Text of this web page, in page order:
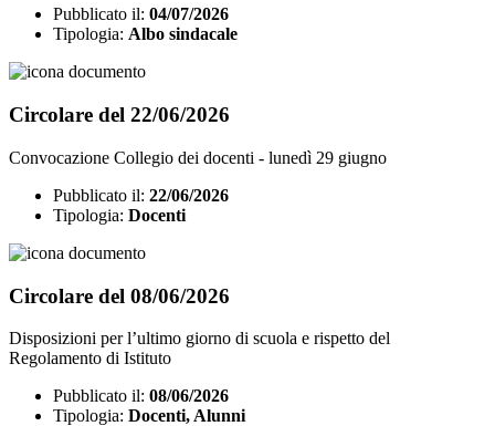
Pubblicato il: 04/07/2026
Tipologia: Albo sindacale
Circolare del 22/06/2026
Convocazione Collegio dei docenti - lunedì 29 giugno
Pubblicato il: 22/06/2026
Tipologia: Docenti
Circolare del 08/06/2026
Disposizioni per l’ultimo giorno di scuola e rispetto del
Regolamento di Istituto
Pubblicato il: 08/06/2026
Tipologia: Docenti, Alunni